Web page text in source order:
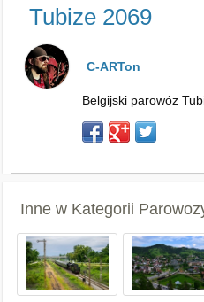
Tubize 2069
C-ARTon
Belgijski parowóz
Inne w Kategorii